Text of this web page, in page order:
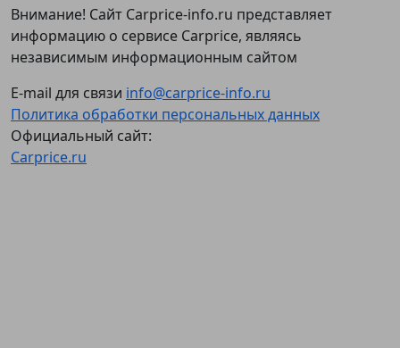
Внимание! Сайт Carprice-info.ru представляет
информацию о сервисе Carprice, являясь
независимым информационным сайтом
E-mail для связи info@carprice-info.ru
Политика обработки персональных данных
Официальный сайт:
Carprice.ru